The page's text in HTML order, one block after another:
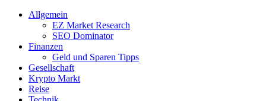
Allgemein
EZ Market Research
SEO Dominator
Finanzen
Geld und Sparen Tipps
Gesellschaft
Krypto Markt
Reise